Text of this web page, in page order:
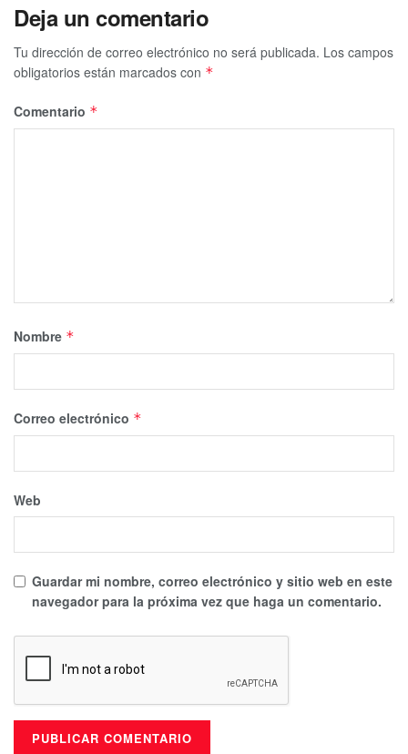
Deja un comentario
Tu dirección de correo electrónico no será publicada. Los campos
obligatorios están marcados con *
Comentario *
Nombre *
Correo electrónico *
Web
Guardar mi nombre, correo electrónico y sitio web en este
navegador para la próxima vez que haga un comentario.